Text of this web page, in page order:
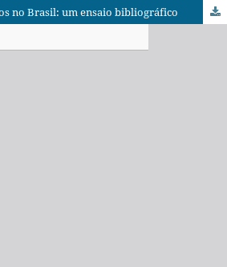
no Brasil: um ensaio bibliográfico